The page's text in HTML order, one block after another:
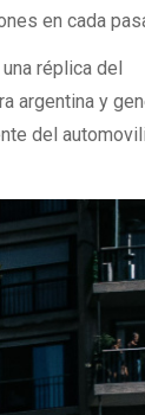
en cada
una réplica del
argentina y
del